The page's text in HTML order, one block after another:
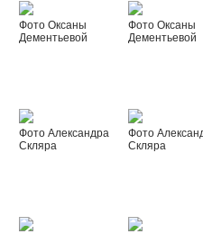
Фото Оксаны
Дементьевой
Фото Оксаны
Дементьевой
Фото Александра
Скляра
Фото
Скляра